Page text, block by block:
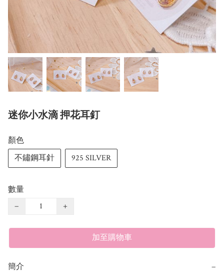
迷你小水滴 押花耳釘
顏色
不鏽鋼耳針
925 SILVER
數量
−
+
加至購物車
簡介 −